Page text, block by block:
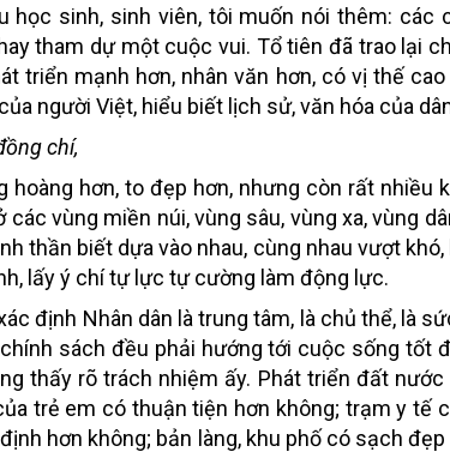
học sinh, sinh viên, tôi muốn nói thêm:
tham dự một cuộc vui. Tổ tiên đã trao lại
triển mạnh hơn, nhân văn hơn, có vị thế
người Việt, hiểu biết lịch sử, văn hóa của
chí,
hoàng hơn, to đẹp hơn, nhưng còn rất nhiều
các vùng miền núi, vùng sâu, vùng xa, vùng
thần biết dựa vào nhau, cùng nhau vượt
lấy ý chí tự lực tự cường làm động lực.
định Nhân dân là trung tâm, là chủ thể, là
sách đều phải hướng tới cuộc sống tốt
thấy rõ trách nhiệm ấy. Phát triển đất
trẻ em có thuận tiện hơn không; trạm y tế
hơn không; bản làng, khu phố có sạch